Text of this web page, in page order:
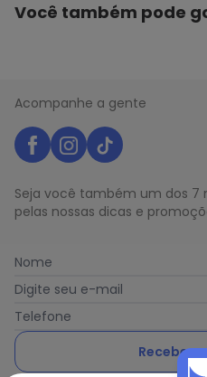
Você também pode
Acompanhe a gente
Seja você também um dos 7
pelas nossas dicas e
Nome
Digite seu e-mail
Telefone
Receber